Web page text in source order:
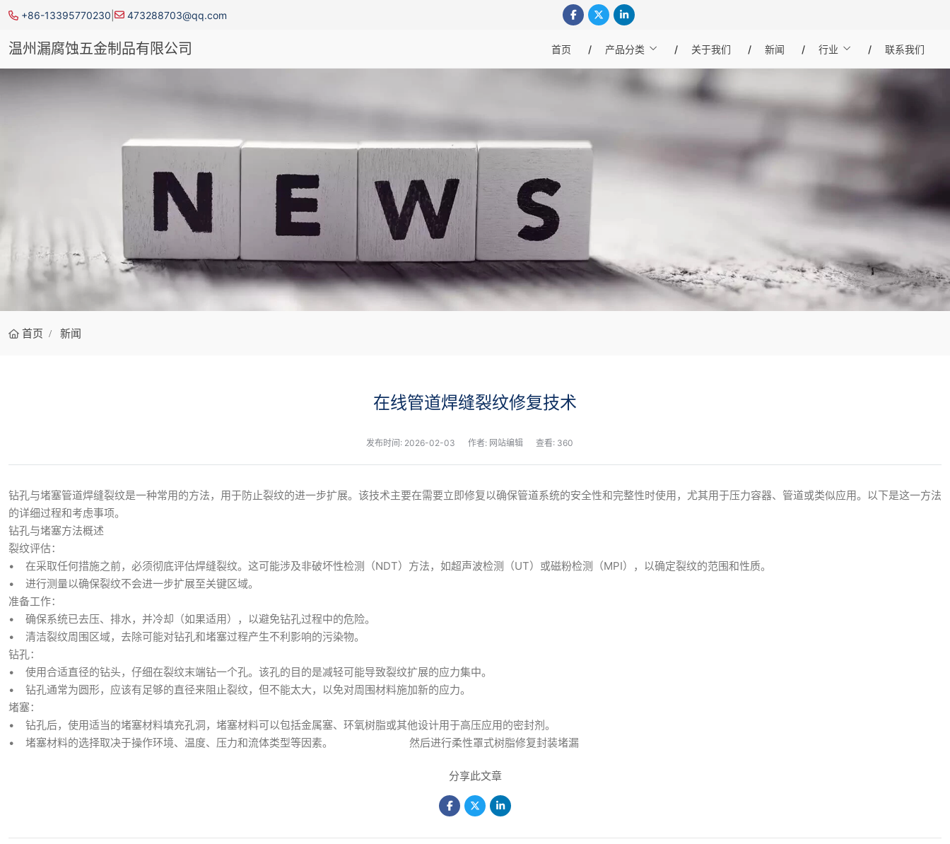
+86-13395770230 473288703@qq.com
温州漏腐蚀五金制品有限公司 首页 产品分类 关于我们 新闻 行业 联系我们
首页 新闻
在线管道焊缝裂纹修复技术
发布时间: 2026-02-03 作者: 网站编辑 查看: 360
钻孔与堵塞管道焊缝裂纹是一种常用的方法，用于防止裂纹的进一步扩展。该技术主要在需要立即修复以确保管道系统的安全性和完整性时使用，尤其用于压力容器、管道或类似应用。以下是这一方法
的详细过程和考虑事项。
钻孔与堵塞方法概述
裂纹评估：
• 在采取任何措施之前，必须彻底评估焊缝裂纹。这可能涉及非破坏性检测（NDT）方法，如超声波检测（UT）或磁粉检测（MPI），以确定裂纹的范围和性质。
• 进行测量以确保裂纹不会进一步扩展至关键区域。
准备工作：
• 确保系统已去压、排水，并冷却（如果适用），以避免钻孔过程中的危险。
• 清洁裂纹周围区域，去除可能对钻孔和堵塞过程产生不利影响的污染物。
钻孔：
• 使用合适直径的钻头，仔细在裂纹末端钻一个孔。该孔的目的是减轻可能导致裂纹扩展的应力集中。
• 钻孔通常为圆形，应该有足够的直径来阻止裂纹，但不能太大，以免对周围材料施加新的应力。
堵塞：
• 钻孔后，使用适当的堵塞材料填充孔洞，堵塞材料可以包括金属塞、环氧树脂或其他设计用于高压应用的密封剂。
• 堵塞材料的选择取决于操作环境、温度、压力和流体类型等因素。 然后进行柔性罩式树脂修复封装堵漏
分享此文章